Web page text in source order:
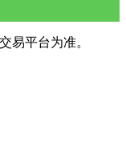
易平台为准。